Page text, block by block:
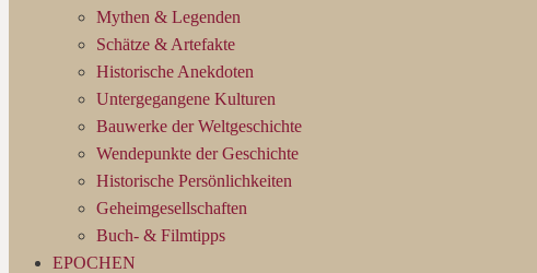
Mythen & Legenden
Schätze & Artefakte
Historische Anekdoten
Untergegangene Kulturen
Bauwerke der Weltgeschichte
Wendepunkte der Geschichte
Historische Persönlichkeiten
Geheimgesellschaften
Buch- & Filmtipps
EPOCHEN